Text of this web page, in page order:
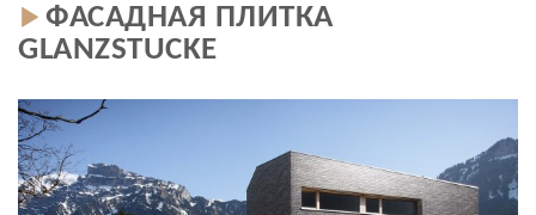
ФАСАДНАЯ ПЛИТКА
GLANZSTUCKE